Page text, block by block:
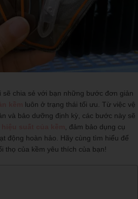
sẽ chia sẻ với bạn những bước đơn giản
luôn ở trạng thái tối ưu. Từ việc vệ
và bảo dưỡng định kỳ, các bước này sẽ
, đảm bảo dụng cụ
động hoàn hảo. Hãy cùng tìm hiểu để
thọ của kềm yêu thích của bạn!